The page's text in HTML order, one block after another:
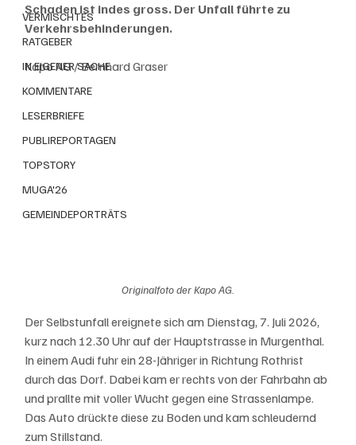
VERMISCHTES
RATGEBER
IN EIGENER SACHE
KOMMENTARE
LESERBRIEFE
PUBLIREPORTAGEN
TOPSTORY
MUGA'26
GEMEINDEPORTRÄTS
Schaden ist indes gross. Der Unfall führte zu
Verkehrsbehinderungen.
Kapo AG / Bernhard Graser
Originalfoto der Kapo AG.
Der Selbstunfall ereignete sich am Dienstag, 7. Juli 2026,
kurz nach 12.30 Uhr auf der Hauptstrasse in Murgenthal.
In einem Audi fuhr ein 28-Jähriger in Richtung Rothrist
durch das Dorf. Dabei kam er rechts von der Fahrbahn ab
und prallte mit voller Wucht gegen eine Strassenlampe.
Das Auto drückte diese zu Boden und kam schleudernd
zum Stillstand.